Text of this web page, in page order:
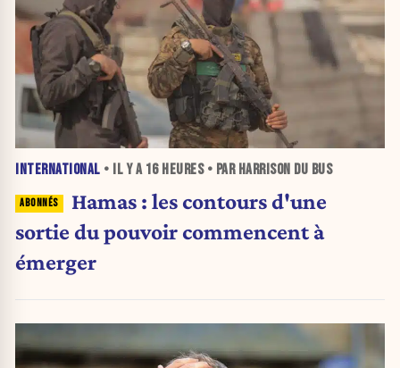
INTERNATIONAL • IL Y A 16 HEURES• PAR HARRISON DU BUS
Hamas : les contours d'une
sortie du pouvoir commencent à
émerger